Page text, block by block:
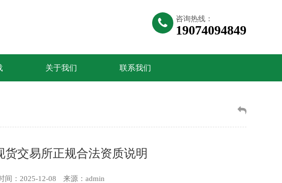
咨询热线：
19074094849
关于我们 联系我们
交易所正规合法资质说明
间：2025-12-08 来源：admin